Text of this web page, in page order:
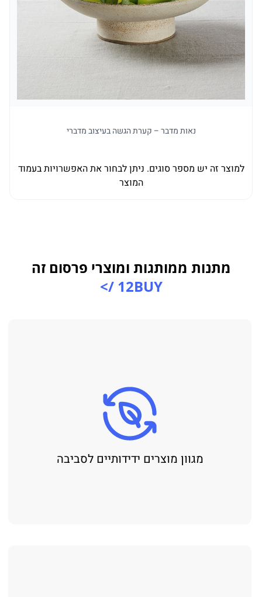
נאות מדבר – קערת הגשה בעיצוב מדברי
למוצר זה יש מספר סוגים. ניתן לבחור את האפשרויות בעמוד
המוצר
מתנות ממותגות ומוצרי פרסום זה
12BUY />
מגוון מוצרים ידידותיים לסביבה